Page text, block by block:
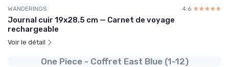
WANDERINGS 4.6 ☆☆☆☆☆
★★★★★
Journal cuir 19x28.5 cm — Carnet de voyage
rechargeable
Voir le détail
One Piece - Coffret East Blue (1-12)